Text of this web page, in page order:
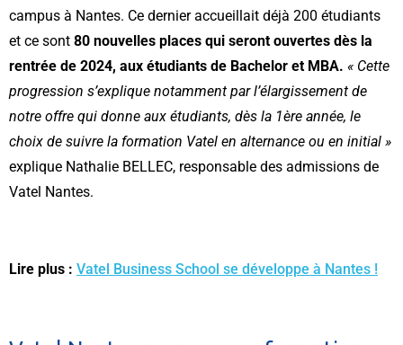
campus à Nantes. Ce dernier accueillait déjà 200 étudiants
et ce sont 80 nouvelles places qui seront ouvertes dès la
rentrée de 2024, aux étudiants de Bachelor et MBA. « Cette
progression s’explique notamment par l’élargissement de
notre offre qui donne aux étudiants, dès la 1ère année, le
choix de suivre la formation Vatel en alternance ou en initial »
explique Nathalie BELLEC, responsable des admissions de
Vatel Nantes.
Lire plus : Vatel Business School se développe à Nantes !